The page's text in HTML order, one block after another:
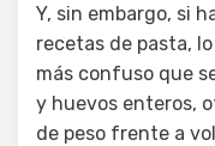
Y, sin embargo, si
recetas de pasta,
más confuso que
y huevos enteros,
de peso frente a